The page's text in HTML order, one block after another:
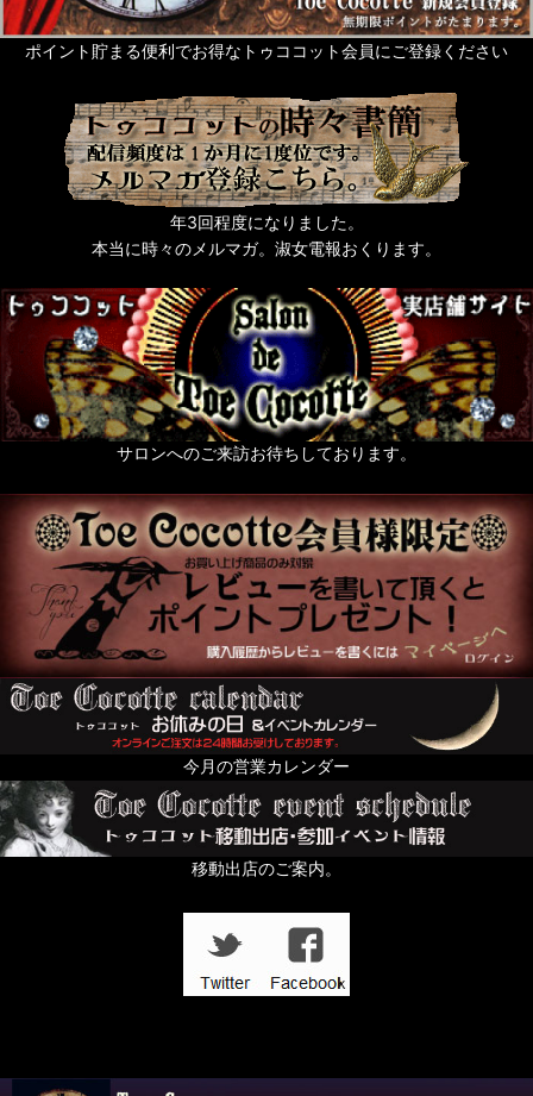
ポイント貯まる便利でお得なトゥココット会員にご登録ください
年3回程度になりました。
本当に時々のメルマガ。淑女電報おくります。
サロンへのご来訪お待ちしております。
今月の営業カレンダー
移動出店のご案内。